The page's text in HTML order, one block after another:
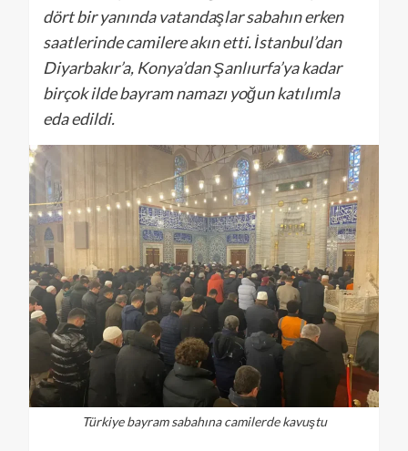
dört bir yanında vatandaşlar sabahın erken
saatlerinde camilere akın etti. İstanbul’dan
Diyarbakır’a, Konya’dan Şanlıurfa’ya kadar
birçok ilde bayram namazı yoğun katılımla
eda edildi.
Türkiye bayram sabahına camilerde kavuştu